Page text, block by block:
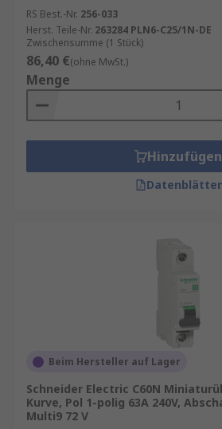
RS Best.-Nr. 256-033
Herst. Teile-Nr. 263284 PLN6-C25/1N-DE
Zwischensumme (1 Stück)
86,40 €(ohne MwSt.)
Menge
Hinzufügen
Datenblätter
Beim Hersteller auf Lager
Schneider Electric C60N
Kurve, Pol 1-polig 63A 240V,
Multi9 72 V